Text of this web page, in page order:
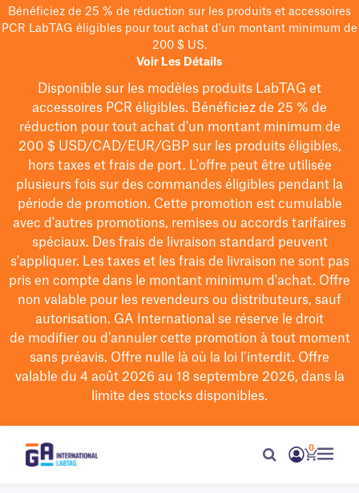
Bénéficiez de 25 % de réduction sur les produits et accessoires
PCR LabTAG éligibles pour tout achat d'un montant minimum de
200 $ US.
Voir Les Détails
Disponible sur les modèles produits LabTAG et
accessoires PCR éligibles. Bénéficiez de 25 % de
réduction pour tout achat d'un montant minimum de
200 $USD/CAD/EUR/GBPsur les produits éligibles,
hors taxes et frais de port. L'offre peut être utilisée
plusieurs fois sur des commandes éligibles pendant la
période de promotion. Cette promotion est cumulable
avec d'autres promotions, remises ou accords tarifaires
spéciaux. Des frais de livraison standard peuvent
s'appliquer. Les taxes et les frais de livraison ne sont pas
pris en compte dans le montant minimum d'achat. Offre
non valable pour les revendeurs ou distributeurs, sauf
autorisation. GA International se réserve le droit
de modifierou d’annuler cette promotion à tout moment
sans préavis. Offre nulle là où la loi l’interdit. Offre
valable du 4 août 2026 au 18 septembre 2026, dans la
limite des stocks disponibles.
0